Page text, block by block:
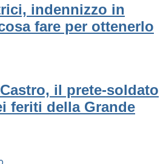
indennizzo in
fare per ottenerlo
il prete-soldato
feriti della Grande